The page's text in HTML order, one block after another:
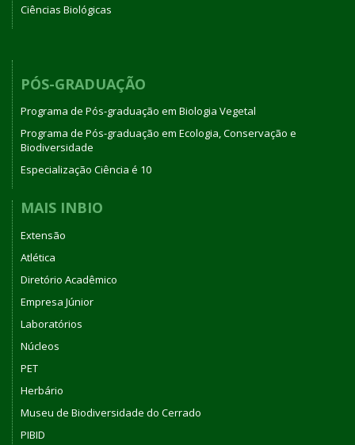
Ciências Biológicas
PÓS-GRADUAÇÃO
Programa de Pós-graduação em Biologia Vegetal
Programa de Pós-graduação em Ecologia, Conservação e
Biodiversidade
Especialização Ciência é 10
MAIS INBIO
Extensão
Atlética
Diretório Acadêmico
Empresa Júnior
Laboratórios
Núcleos
PET
Herbário
Museu de Biodiversidade do Cerrado
PIBID